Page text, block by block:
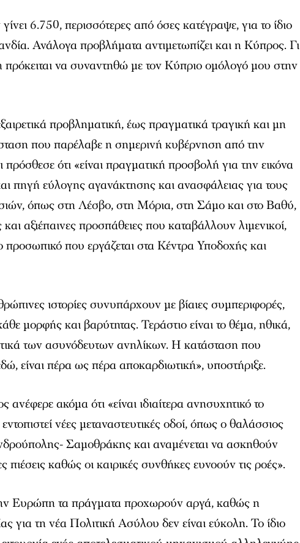
6.750, περισσότερες από όσες κατέγραψε, για το ίδιο
Ανάλογα προβλήματα αντιμετωπίζει και η Κύπρος. Γι
πρόκειται να συναντηθώ με τον Κύπριο ομόλογό μου στην
προβληματική, έως πραγματικά τραγική και μη
που παρέλαβε η σημερινή κυβέρνηση από την
ότι «είναι πραγματική προσβολή για την εικόνα
πηγή εύλογης αγανάκτησης και ανασφάλειας για τους
όπως στη Λέσβο, στη Μόρια, στη Σάμο και στο Βαθύ,
και αξιέπαινες προσπάθειες που καταβάλλουν λιμενικοί,
προσωπικό που εργάζεται στα Κέντρα Υποδοχής και
ιστορίες συνυπάρχουν με βίαιες συμπεριφορές,
μορφής και βαρύτητας. Τεράστιο είναι το θέμα, ηθικά,
των ασυνόδευτων ανηλίκων. Η κατάσταση που
είναι πέρα ως πέρα αποκαρδιωτική», υποστήριξε.
ακόμα ότι «είναι ιδιαίτερα ανησυχητικό το
νέες μεταναστευτικές οδοί, όπως ο θαλάσσιος
Σαμοθράκης και αναμένεται να ασκηθούν
πιέσεις καθώς οι καιρικές συνθήκες ευνοούν τις ροές».
Ευρώπη τα πράγματα προχωρούν αργά, καθώς η
για τη νέα Πολιτική Ασύλου δεν είναι εύκολη. Το ίδιο